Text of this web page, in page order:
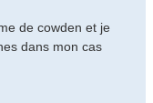
de cowden et je
dans mon cas